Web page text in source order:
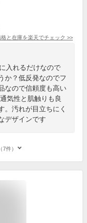
格と在庫を楽天でチェック >>
入れるだけなので
か？低反発なのでフ
なので信頼度も高い
気性と肌触りも良
。汚れが目立ちにく
デザインです
件）